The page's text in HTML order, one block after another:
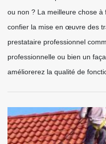
ou non ? La meilleure chose à
confier la mise en œuvre des
prestataire professionnel
professionnelle ou bien un
améliorerez la qualité de